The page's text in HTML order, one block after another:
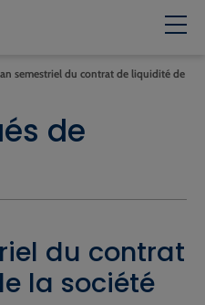
semestriel du contrat de liquidité de
de
du contrat
la société